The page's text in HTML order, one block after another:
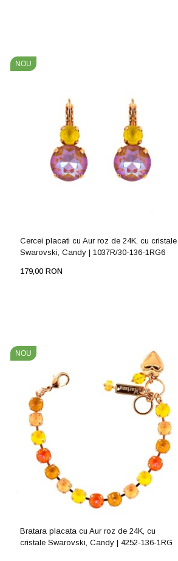
NOU
Cercei placati cu Aur roz de 24K, cu cristale
Swarovski, Candy | 1037R/30-136-1RG6
179,00 RON
NOU
Bratara placata cu Aur roz de 24K, cu
cristale Swarovski, Candy | 4252-136-1RG